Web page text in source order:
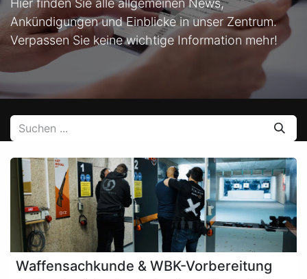
Ankündigungen und Einblicke in unser Zentrum.
Verpassen Sie keine wichtige Information mehr!
Waffensachkunde & WBK-Vorbereitung